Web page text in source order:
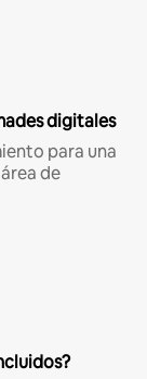
digitales
para una
de